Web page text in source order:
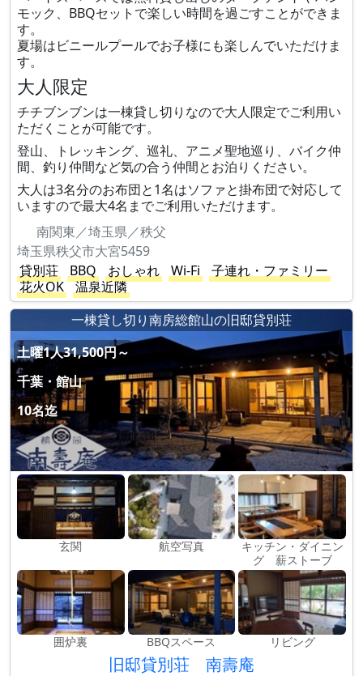
モック、BBQセットで楽しい時間を過ごすことができま
す。
夏場はビニールプールでお子様にも楽しんでいただけま
す。
大人限定
チチブンブンは一棟貸し切りなので大人限定でご利用い
ただくことが可能です。
登山、トレッキング、巡礼、アニメ聖地巡り、バイク仲
間、釣り仲間など気の合う仲間とお泊りください。
大人は3名分のお布団と1名はソファと掛布団で対応して
いますので最大4名までご利用いただけます。
南関東／埼玉県／秩父
埼玉県秩父市大宮5459
貸別荘
BBQ おしゃれ Wi-Fi
子連れ・ファミリー
花火OK
温泉近隣
一棟貸し切り南房総館山の旧邸貸別荘
土曜1人31,500円～
千葉・館山
10名迄
玄関 航空写真
キッチン・ダイニン
グ 薪ストーブ
囲炉裏 BBQスペース リビング
旧邸貸別荘 南壽庵